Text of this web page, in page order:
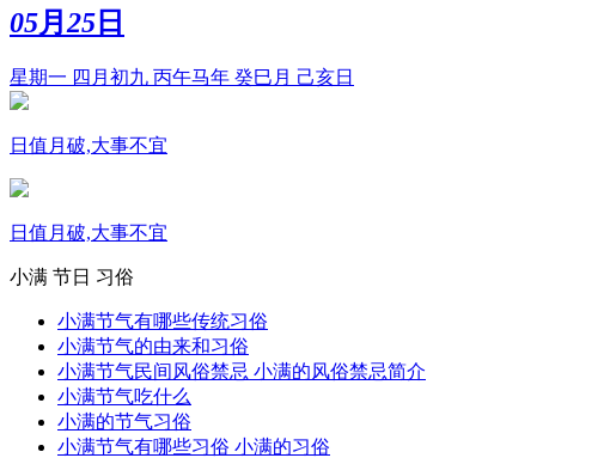
05月 25 日
星期一 四月初九 丙午马年 癸巳月 己亥日
日值月破,大事不宜
日值月破,大事不宜
小满 节日 习俗
小满节气有哪些传统习俗
小满节气的由来和习俗
小满节气民间风俗禁忌 小满的风俗禁忌简介
小满节气吃什么
小满的节气习俗
小满节气有哪些习俗 小满的习俗